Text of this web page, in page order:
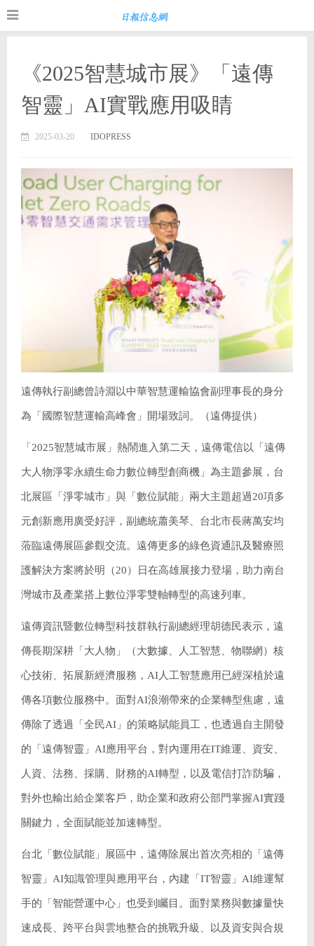
《2025智慧城市展》「遠傳
智靈」AI實戰應用吸睛
2025-03-20 IDOPRESS
遠傳執行副總曾詩淵以中華智慧運輸協會副理事長的身分
為「國際智慧運輸高峰會」開場致詞。（遠傳提供）
「2025智慧城市展」熱鬧進入第二天，遠傳電信以「遠傳
大人物淨零永續生命力數位轉型創商機」為主題參展，台
北展區「淨零城市」與「數位賦能」兩大主題超過20項多
元創新應用廣受好評，副總統蕭美琴、台北市長蔣萬安均
蒞臨遠傳展區參觀交流。遠傳更多的綠色資通訊及醫療照
護解決方案將於明（20）日在高雄展接力登場，助力南台
灣城市及產業搭上數位淨零雙軸轉型的高速列車。
遠傳資訊暨數位轉型科技群執行副總經理胡德民表示，遠
傳長期深耕「大人物」（大數據、人工智慧、物聯網）核
心技術、拓展新經濟服務，AI人工智慧應用已經深植於遠
傳各項數位服務中。面對AI浪潮帶來的企業轉型焦慮，遠
傳除了透過「全民AI」的策略賦能員工，也透過自主開發
的「遠傳智靈」AI應用平台，對內運用在IT維運、資安、
人資、法務、採購、財務的AI轉型，以及電信打詐防騙，
對外也輸出給企業客戶，助企業和政府公部門掌握AI實踐
關鍵力，全面賦能並加速轉型。
台北「數位賦能」展區中，遠傳除展出首次亮相的「遠傳
智靈」AI知識管理與應用平台，內建「IT智靈」AI維運幫
手的「智能營運中心」也受到矚目。面對業務與數據量快
速成長、跨平台與雲地整合的挑戰升級、以及資安與合規